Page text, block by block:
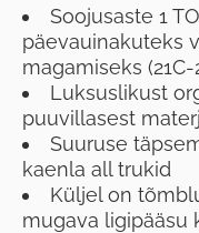
Soojusaste 1
päevauinakuteks
magamiseks (21C-
Luksuslikust
puuvillasest
Suuruse
kaenla all trukid
Küljel on
mugava ligipääsu